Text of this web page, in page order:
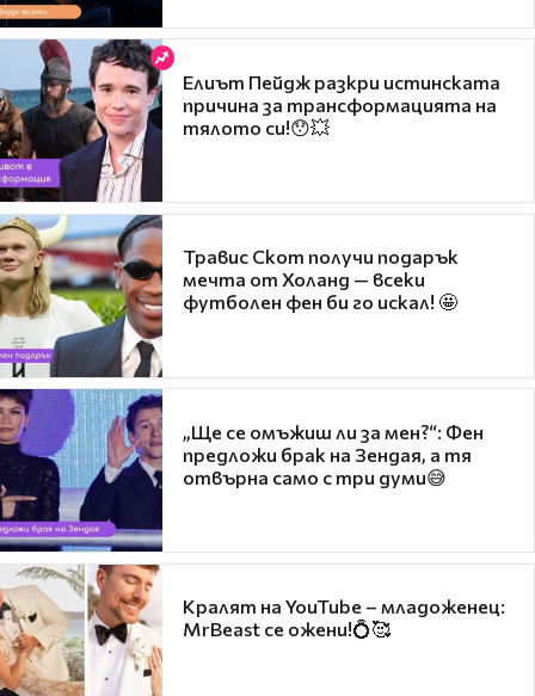
Елиът Пейдж разкри истинската
причина за трансформацията на
тялото си!😯💥
Травис Скот получи подарък
мечта от Холанд — всеки
футболен фен би го искал! 🤩
„Ще се омъжиш ли за мен?“: Фен
предложи брак на Зендая, а тя
отвърна само с три думи😅
Кралят на YouTube – младоженец:
MrBeast се ожени!💍🥰